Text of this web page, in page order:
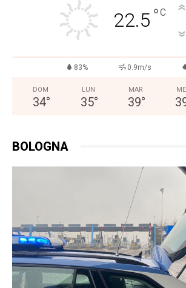
22.5 °C
83% 0.9m/s
DOM
34°
LUN
35°
MAR
39°
BOLOGNA